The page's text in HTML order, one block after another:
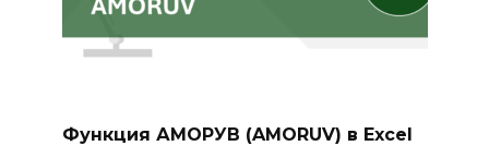
Функция АМОРУВ (AMORUV) в Excel